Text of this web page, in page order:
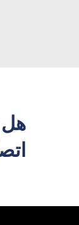
هل